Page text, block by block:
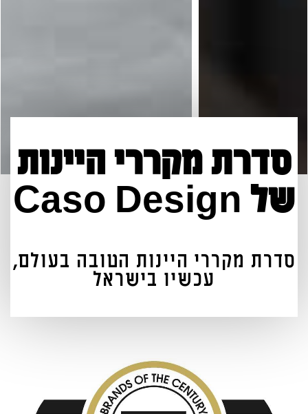
סדרת מקררי היינות
של Caso Design
סדרת מקררי היינות הטובה בעולם,
עכשיו בישראל